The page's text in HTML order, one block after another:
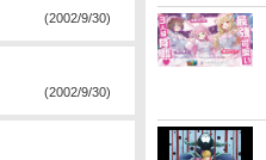
(2002/9/30)
(2002/9/30)